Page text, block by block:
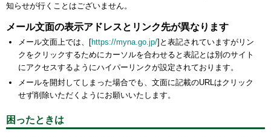
知らせが行くことはございません。
メール文面の表示アドレスとリンク先が異なります
メール文面上では、[https://myna.go.jp/]と表記されていますがリン
クをクリックするためにカーソルを合わせると表記とは別のサイト
にアクセスするようにハイパーリンクが設定されております。
メールを開封してしまった場合でも、文面に記載のURLはクリック
せず削除いただくようにお願いいたします。
困ったときは